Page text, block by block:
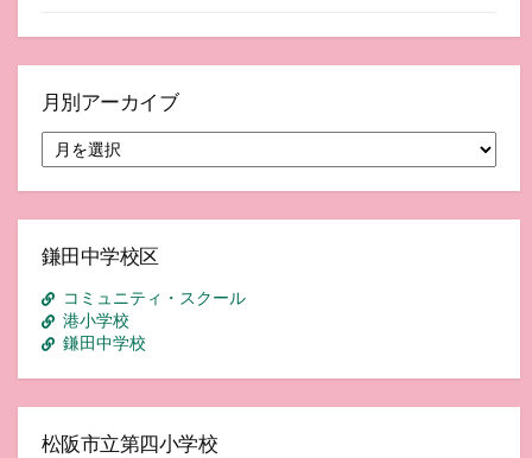
月別アーカイブ
別
ア
イ
鎌田中学校区
コミュニティ・スクール
港小学校
鎌田中学校
松阪市立第四小学校